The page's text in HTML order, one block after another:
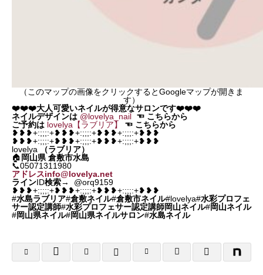
（このマップの画像をクリックするとGoogleマップが開きま
す）
❤️❤️❤️大人可愛いネイルが得意なサロンです❤️❤️❤️
ネイルデザインは @lovelya_nail ☜ こちらから
ご予約は lovelya【ラブリア】 ☜ こちらから
❥❥❥+:;;;:+❥❥❥+:;;;:+❥❥❥+:;;;:+❥❥❥
❥❥❥+:;;;:+❥❥❥+:;;;:+❥❥❥+:;;;:+❥❥❥
lovelya
（ラブリア）
🏠 岡山県 倉敷市水島
📞05071311980
アドレスinfo@lovelya.net
ラインID検索→ @orq9159
❥❥❥+:;;;:+❥❥❥+:;;;:+❥❥❥+:;;;:+❥❥❥
#水島ラブリア#倉敷ネイル#倉敷市ネイル#lovelya#水彩プロフェ
サー認定講師#水彩プロフェサー認定講師岡山ネイル#岡山ネイル
#岡山県ネイル#岡山県ネイルサロン#水島ネイル